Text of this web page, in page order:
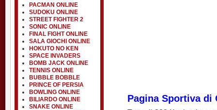
PACMAN ONLINE
SUDOKU ONLINE
STREET FIGHTER 2
SONIC ONLINE
FINAL FIGHT ONLINE
SALA GIOCHI ONLINE
HOKUTO NO KEN
SPACE INVADERS
BOMB JACK ONLINE
TENNIS ONLINE
BUBBLE BOBBLE
PRINCE OF PERSIA
BOWLING ONLINE
BILIARDO ONLINE
SNAKE ONLINE
Pagina Sportiva di